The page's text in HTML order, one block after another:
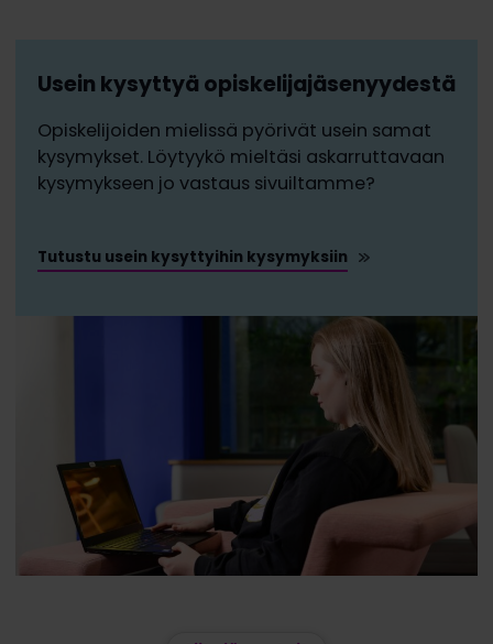
Usein kysyttyä opiskelijajäsenyydestä
Opiskelijoiden mielissä pyörivät usein samat
kysymykset. Löytyykö mieltäsi askarruttavaan
kysymykseen jo vastaus sivuiltamme?
Tutustu usein kysyttyihin kysymyksiin